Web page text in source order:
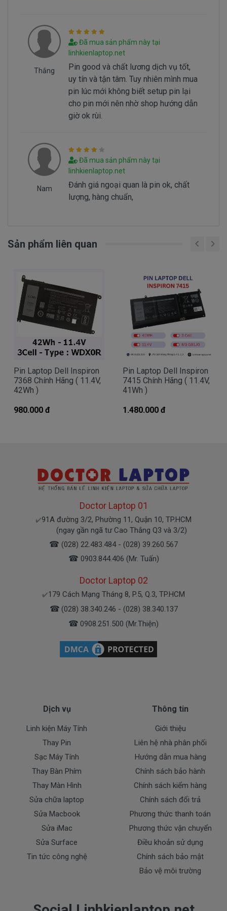
Hình nhận biết pin dell Inspiron 7368 bi hư
Batery Dell Inspiron 7368 tai sao hư
Battery dell Inspiron 7368 bị hư tại sao nó hư,
có 2 nguyên nhân sau đây.
==> Pin sẻ bị hư
- Nguyên nhân do chúng ta sài không đúng
cách dẫn đến pin bị hư… Không đúng cách là như
thế nào.
đâu tại tphcm
Tai tphcm nếu pin của các bạn bị hư, các bạn
có thể đến Doctorlaptop Tại Tphcm để mua.
- Doctorlaptop có đội người kiểm tra và thay
miễn phí cho các bạn nhé.
Bạn chưa biết pin này có phù hợp với laptop của
mình hay không?
Bạn chưa biết máy tính Dell của mình là dòng
Bạn có thể gọi Zalo cho shop tai số 0908251500.
À mà thỉnh thoảng shop bận máy một chút, cứ nhắn
tin để chút Doctoplaptop gọi lại cho bạn nhé.
Giá Pin Laptop dell 7368 mua là bao
nhiêu
Trên thị trường thì có nhiều loại pin cho dell
thượng vàng hạ cám chất lượng bèo béo beo giá
thật rẻ củng có. Có nơi bán giá trên trời giá cao ngất
ngưỡng củng có.
Pin máy Dell InspironOem pin thay thế
3 sàn xuất nhé )
Pin máy Dell chính hãng Giá bạn mua là980k
( Pin Zin này là pin xách tay về nhé )
Bảo Hành Cho Pin Máy Tính Dell
Chế độ bảo hành cho Pin Dell
* 1 đổi 1 trong thời gian bảo hành với những
điều kiện như sau:
- Trong thời gian sài làm việc nếu pin Dell có các hư
100% cho khách trong thời gian bảo hành.
Thắng
Đã mua sản phẩm này tại
linhkienlaptop.net
Pin good và chất lương dịch vụ tốt,
uy tín và tận tâm. Tuy nhiên mình mua
pin lúc mới không biết setup pin lại
cho pin mới nên nhờ shop hướng dẫn
giờ ok rùi.
Nam
Đã mua sản phẩm này tại
linhkienlaptop.net
Đánh giá ngoại quan là pin ok, chất
lượng, hàng chuẩn,
Sản phẩm liên quan
Pin Laptop Dell Inspiron
7368 Chính Hãng ( 11.4V,
42Wh )
980.000 đ
Pin Laptop Dell Inspiron
7415 Chính Hãng ( 11.4V,
41Wh )
1.480.000 đ
Doctor Laptop 01
✔️91A đường 3/2, Phường 11, Quận 10, TP.HCM
(ngay gần ngã tư Cao Thắng Q3 và 3/2)
☎ (028) 22.483.484 - (028) 39.260.567
☎ 0903.844.406 (Mr. Tuấn)
Doctor Laptop 02
✔️179 Cách Mạng Tháng 8, P.5, Q.3, TP.HCM
☎ (028) 38.340.246 - (028) 38.340.137
☎ 0908.251.500 (Mr.Thiện)
Dịch vụ
Linh kiện Máy Tính
Thay Pin
Sạc Máy Tính
Thay Bàn Phím
Thay Màn Hình
Sửa chữa laptop
Sửa Macbook
Sửa iMac
Sửa Surface
Tin tức công nghệ
Thông tin
Giới thiệu
Liên hệ nhà phân phối
Hướng dẫn mua hàng
Chính sách bảo hành
Chính sách kiểm hàng
Chính sách đổi trả
Phương thức thanh toán
Phương thức vận chuyển
Điều khoản sử dụng
Chính sách bảo mật
Bảo vệ môi trường